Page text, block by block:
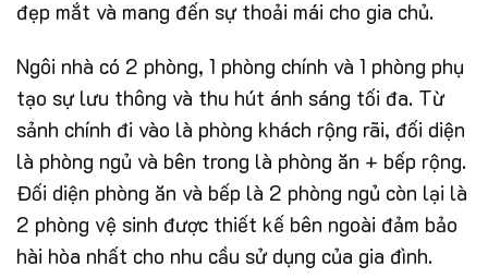
đẹp mắt và mang đến sự thoải mái cho gia chủ.
Ngôi nhà có 2 phòng, 1 phòng chính và 1 phòng phụ
tạo sự lưu thông và thu hút ánh sáng tối đa. Từ
sảnh chính đi vào là phòng khách rộng rãi, đối diện
là phòng ngủ và bên trong là phòng ăn + bếp rộng.
Đối diện phòng ăn và bếp là 2 phòng ngủ còn lại là
2 phòng vệ sinh được thiết kế bên ngoài đảm bảo
hài hòa nhất cho nhu cầu sử dụng của gia đình.